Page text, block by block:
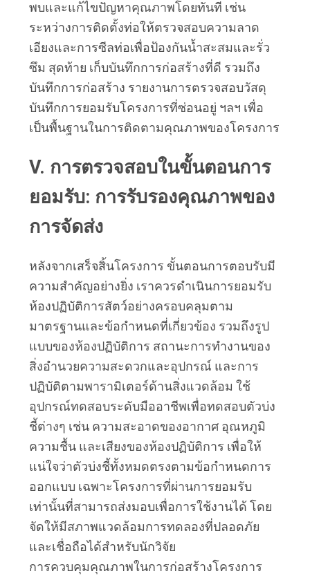
พบและแก้ไขปัญหาคุณภาพโดยทันที เช่น
ระหว่างการติดตั้งท่อให้ตรวจสอบความลาด
เอียงและการซีลท่อเพื่อป้องกันน้ำสะสมและรั่ว
ซึม สุดท้าย เก็บบันทึกการก่อสร้างที่ดี รวมถึง
บันทึกการก่อสร้าง รายงานการตรวจสอบวัสดุ
บันทึกการยอมรับโครงการที่ซ่อนอยู่ ฯลฯ เพื่อ
เป็นพื้นฐานในการติดตามคุณภาพของโครงการ
V. การตรวจสอบในขั้นตอนการ
ยอมรับ: การรับรองคุณภาพของ
การจัดส่ง
หลังจากเสร็จสิ้นโครงการ ขั้นตอนการตอบรับมี
ความสำคัญอย่างยิ่ง เราควรดำเนินการยอมรับ
ห้องปฏิบัติการสัตว์อย่างครอบคลุมตาม
มาตรฐานและข้อกำหนดที่เกี่ยวข้อง รวมถึงรูป
แบบของห้องปฏิบัติการ สถานะการทำงานของ
สิ่งอำนวยความสะดวกและอุปกรณ์ และการ
ปฏิบัติตามพารามิเตอร์ด้านสิ่งแวดล้อม ใช้
อุปกรณ์ทดสอบระดับมืออาชีพเพื่อทดสอบตัวบ่ง
ชี้ต่างๆ เช่น ความสะอาดของอากาศ อุณหภูมิ
ความชื้น และเสียงของห้องปฏิบัติการ เพื่อให้
แน่ใจว่าตัวบ่งชี้ทั้งหมดตรงตามข้อกำหนดการ
ออกแบบ เฉพาะโครงการที่ผ่านการยอมรับ
เท่านั้นที่สามารถส่งมอบเพื่อการใช้งานได้ โดย
จัดให้มีสภาพแวดล้อมการทดลองที่ปลอดภัย
และเชื่อถือได้สำหรับนักวิจัย
การควบคุมคุณภาพในการก่อสร้างโครงการ